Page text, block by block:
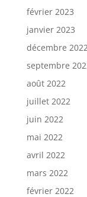
février 2023
janvier 2023
décembre
septembre
août 2022
juillet 2022
juin 2022
mai 2022
avril 2022
mars 2022
février 2022